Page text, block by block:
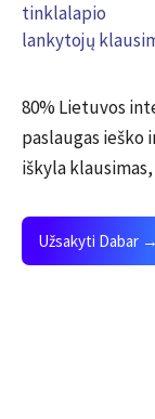
tinklalapio
lankytojų
80% Lietuvos
paslaugas
iškyla
Užsakyti Dabar →